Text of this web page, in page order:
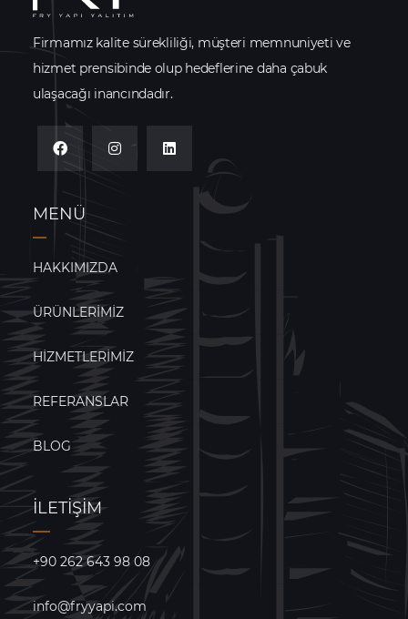
Firmamız kalite sürekliliği, müşteri memnuniyeti ve
hizmet prensibinde olup hedeflerine daha çabuk
ulaşacağı inancındadır.
MENÜ
HAKKIMIZDA
ÜRÜNLERIMIZ
HIZMETLERIMIZ
REFERANSLAR
BLOG
İLETIŞIM
+90 262 643 98 08
info@fryyapi.com